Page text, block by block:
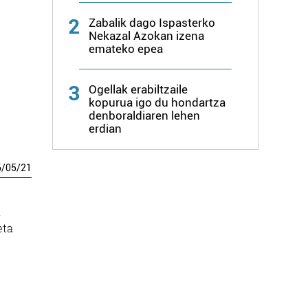
/05/21
2
Zabalik dago Ispasterko
Nekazal Azokan izena
emateko epea
3
Ogellak erabiltzaile
kopurua igo du hondartza
denboraldiaren lehen
erdian